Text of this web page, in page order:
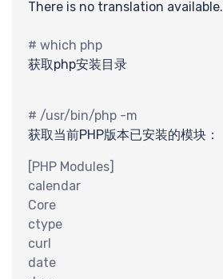
There is no translation available.
# which php
获取php安装目录
# /usr/bin/php -m
获取当前PHP版本已安装的模块：
[PHP Modules]
calendar
Core
ctype
curl
date